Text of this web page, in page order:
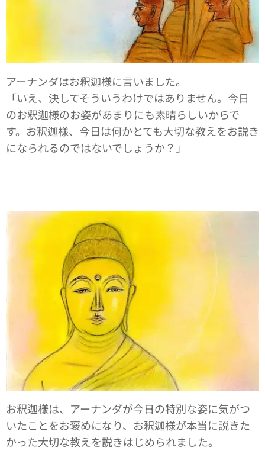
アーナンダはお釈迦様に言いました。
「いえ、決してそういうわけではありません。今日
のお釈迦様のお姿があまりにも素晴らしいからで
す。お釈迦様、今日は何かとても大切な教えをお説き
になられるのではないでしょうか？」
お釈迦様は、アーナンダが今日の特別な姿に気がつ
いたことをお褒めになり、お釈迦様が本当に説きた
かった大切な教えを説きはじめられました。